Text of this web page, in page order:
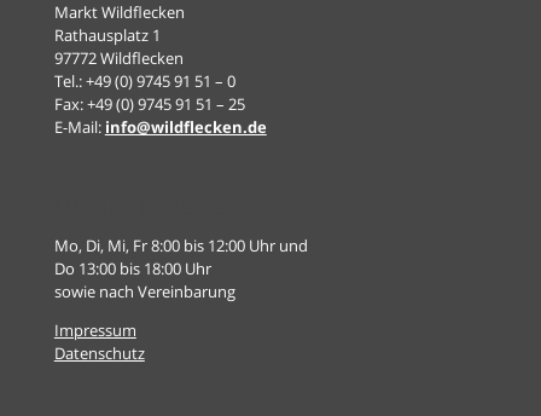
Markt Wildflecken
Rathausplatz 1
97772 Wildflecken
Tel.: +49 (0) 9745 91 51 – 0
Fax: +49 (0) 9745 91 51 – 25
E-Mail: info@wildflecken.de
Mo, Di, Mi, Fr 8:00 bis 12:00 Uhr und
Do 13:00 bis 18:00 Uhr
sowie nach Vereinbarung
Impressum
Datenschutz